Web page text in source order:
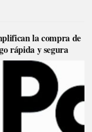
la compra de
rápida y segura